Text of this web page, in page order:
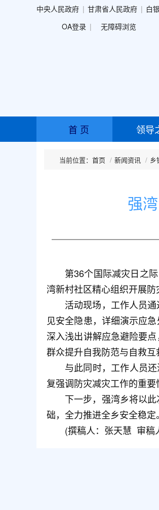
中央人民政府 甘肃省人民政府 白
OA登录
无障碍浏览
首 页 领导
首页 新闻资讯 乡
强
第36个国际减灾日之
湾新村社区精心组织开展
活动现场，工作人员
见安全隐患，详细演示应
深入浅出讲解应急避险要
群众提升自我防范与自救互
与此同时，工作人员
复强调防灾减灾工作的重要
下一步，强湾乡将以
础，全力推进全乡安全稳定。
(撰稿人：张天慧 审